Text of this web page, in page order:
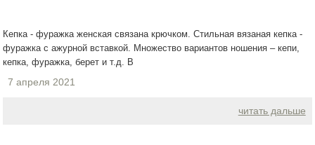
Кепка - фуражка женская связана крючком. Стильная вязаная кепка -
фуражка с ажурной вставкой. Множество вариантов ношения – кепи,
кепка, фуражка, берет и т.д. В
7 апреля 2021
читать дальше